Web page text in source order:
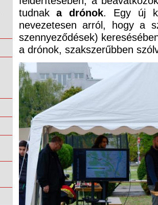
tudnaka drónok. Egy új
nevezetesen arról, hogy a
szennyeződések)
a drónok, szakszerűbben